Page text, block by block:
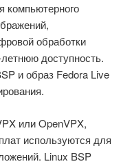
компьютерного
обработки
доступность.
и образ Fedora Live
или OpenVPX,
используются для
Linux BSP